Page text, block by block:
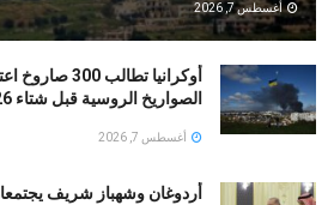
أغسطس 7, 2026
أوكرانيا
الصواريخ الروسية قبل شتاء 2026
أغسطس 7, 2026
أردوغان وشهباز شريف